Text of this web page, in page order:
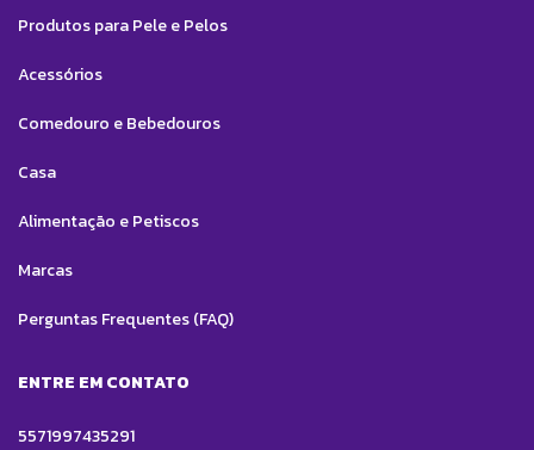
Produtos para Pele e Pelos
Acessórios
Comedouro e Bebedouros
Casa
Alimentação e Petiscos
Marcas
Perguntas Frequentes (FAQ)
ENTRE EM CONTATO
5571997435291